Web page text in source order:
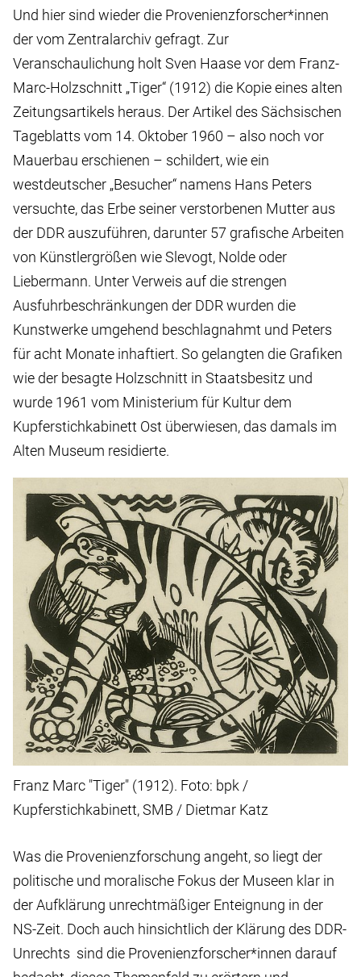
Und hier sind wieder die Provenienzforscher*innen
der vom Zentralarchiv gefragt. Zur
Veranschaulichung holt Sven Haase vor dem Franz-
Marc-Holzschnitt „Tiger“ (1912) die Kopie eines alten
Zeitungsartikels heraus. Der Artikel des Sächsischen
Tageblatts vom 14. Oktober 1960 – also noch vor
Mauerbau erschienen – schildert, wie ein
westdeutscher „Besucher“ namens Hans Peters
versuchte, das Erbe seiner verstorbenen Mutter aus
der DDR auszuführen, darunter 57 grafische Arbeiten
von Künstlergrößen wie Slevogt, Nolde oder
Liebermann. Unter Verweis auf die strengen
Ausfuhrbeschränkungen der DDR wurden die
Kunstwerke umgehend beschlagnahmt und Peters
für acht Monate inhaftiert. So gelangten die Grafiken
wie der besagte Holzschnitt in Staatsbesitz und
wurde 1961 vom Ministerium für Kultur dem
Kupferstichkabinett Ost überwiesen, das damals im
Alten Museum residierte.
Franz Marc "Tiger" (1912). Foto: bpk /
Kupferstichkabinett, SMB / Dietmar Katz
Was die Provenienzforschung angeht, so liegt der
politische und moralische Fokus der Museen klar in
der Aufklärung unrechtmäßiger Enteignung in der
NS-Zeit. Doch auch hinsichtlich der Klärung des DDR-
Unrechts sind die Provenienzforscher*innen darauf